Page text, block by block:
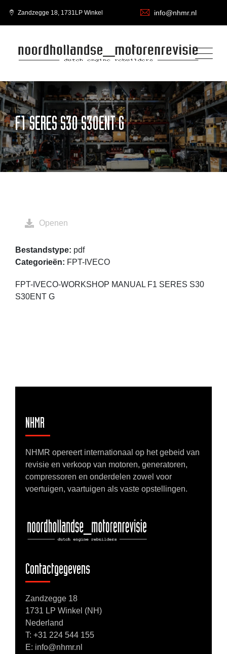
Zandzegge 18, 1731LP Winkel info@nhmr.nl
F1 SERES S30 S30ENT G
FPT-IVECO-WORKSHOP MANUAL F1 SERES S30
S30ENT G
Openen
Bestandstype: pdf
Categorieën: FPT-IVECO
NHMR
NHMR opereert internationaal op het gebeid van
revisie en verkoop van motoren, generatoren,
compressoren en onderdelen zowel voor
voertuigen, vaartuigen als vaste opstellingen.
Contactgegevens
Zandzegge 18
1731 LP Winkel (NH)
Nederland
T: +31 224 544 155
E: info@nhmr.nl